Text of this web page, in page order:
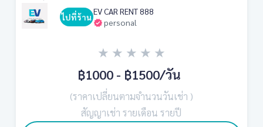
ไปที่ร้าน
personal
EV CAR RENT 888
฿1000 - ฿1500/วัน
(ราคาเปลี่ยนตามจำนวนวันเช่า )
สัญญาเช่า รายเดือน รายปี
★ ★ ★ ★ ★